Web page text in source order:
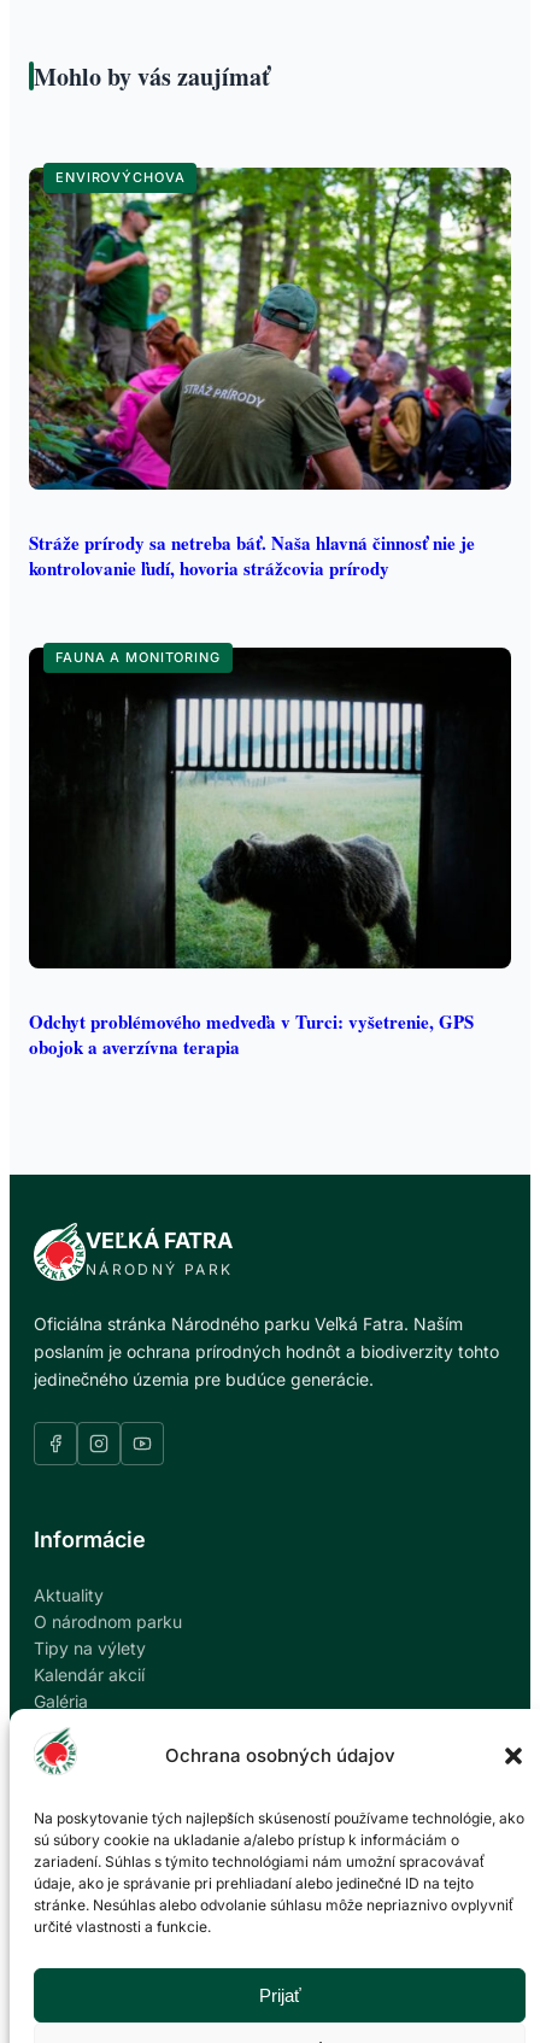
Ochrana osobných údajov
Na poskytovanie tých najlepších skúseností používame technológie, ako
sú súbory cookie na ukladanie a/alebo prístup k informáciám o
zariadení. Súhlas s týmito technológiami nám umožní spracovávať
údaje, ako je správanie pri prehliadaní alebo jedinečné ID na tejto
stránke. Nesúhlas alebo odvolanie súhlasu môže nepriaznivo ovplyvniť
určité vlastnosti a funkcie.
Prijať
Mohlo by vás zaujímať
ENVIROVÝCHOVA
Stráže prírody sa netreba báť. Naša hlavná činnosť nie je
kontrolovanie ľudí, hovoria strážcovia prírody
FAUNA A MONITORING
Odchyt problémového medveďa v Turci: vyšetrenie, GPS
obojok a averzívna terapia
VEĽKÁ FATRA
NÁRODNÝ PARK
Oficiálna stránka Národného parku Veľká Fatra. Naším
poslaním je ochrana prírodných hodnôt a biodiverzity tohto
jedinečného územia pre budúce generácie.
Informácie
Aktuality
O národnom parku
Tipy na výlety
Kalendár akcií
Galéria
Envirovýchova
Ubytovanie
Úradné
Dokumenty
Projekty
Návštevný poriadok